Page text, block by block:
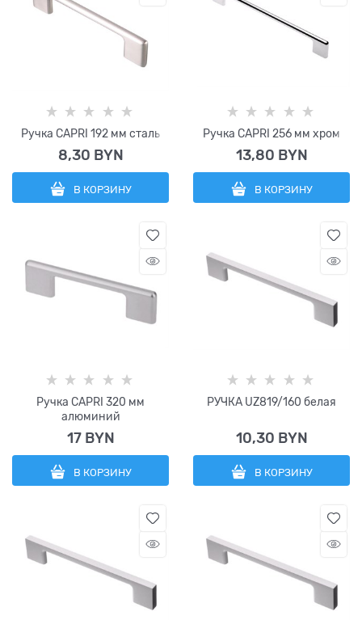
Ручка CAPRI 192 мм сталь
8,30 BYN
В КОРЗИНУ
Ручка CAPRI 256 мм хром
13,80 BYN
В КОРЗИНУ
Ручка CAPRI 320 мм
алюминий
17 BYN
В КОРЗИНУ
РУЧКА UZ819/160 белая
10,30 BYN
В КОРЗИНУ